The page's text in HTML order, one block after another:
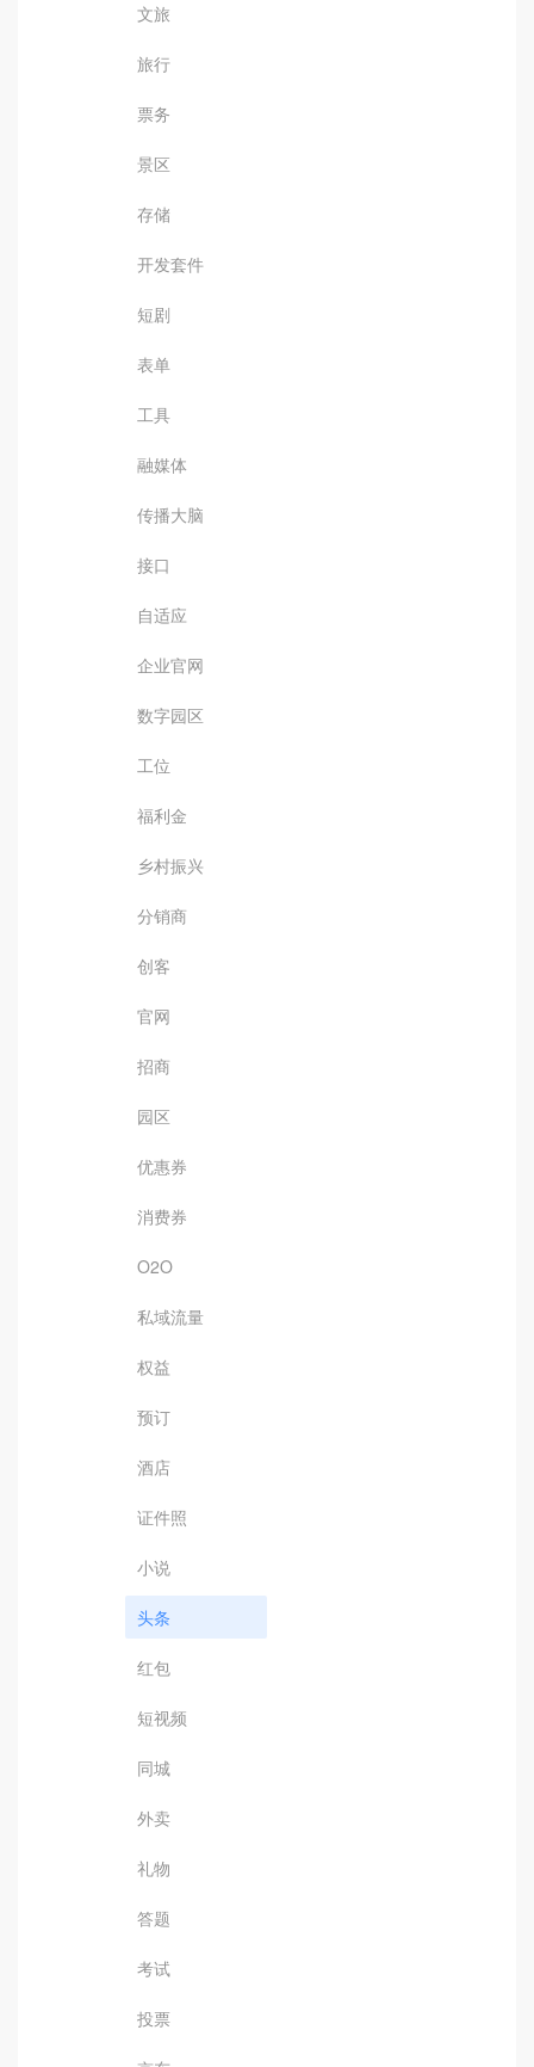
文旅
旅行
票务
景区
存储
开发套件
短剧
表单
工具
融媒体
传播大脑
接口
自适应
企业官网
数字园区
工位
福利金
乡村振兴
分销商
创客
官网
招商
园区
优惠券
消费券
O2O
私域流量
权益
预订
酒店
证件照
小说
头条
红包
短视频
同城
外卖
礼物
答题
考试
投票